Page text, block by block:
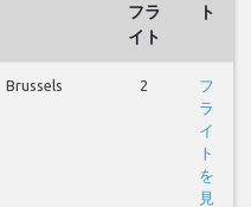
フラ
イト
ト
Brussels 2
フ
ラ
イ
ト
を
見